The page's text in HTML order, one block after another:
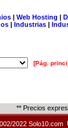
| Web Hosting |
| Industrias |
[Pág.
** Precios
2022 Solo10.com